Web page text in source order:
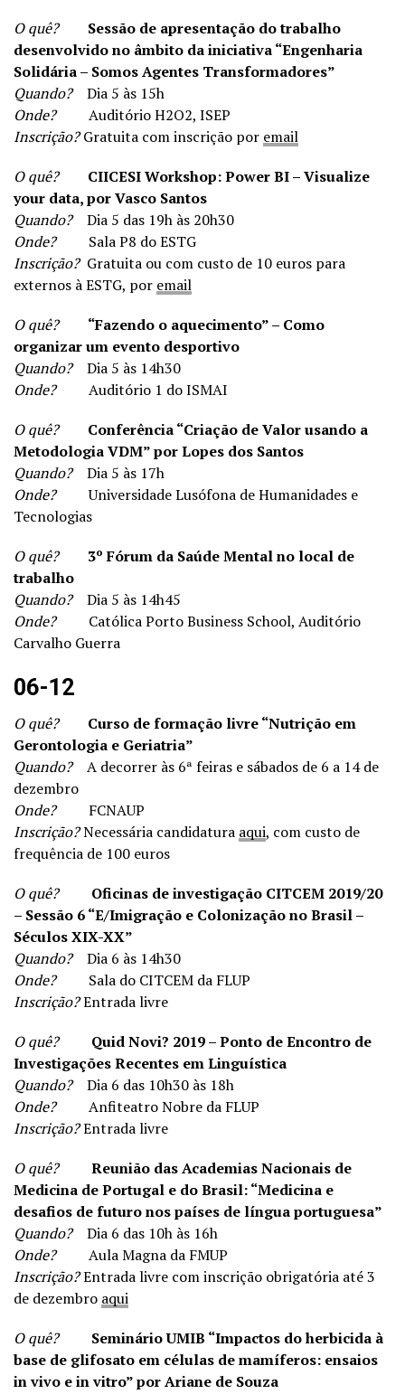
O quê?
Sessão de apresentação do trabalho
desenvolvido no âmbito da iniciativa “Engenharia
Solidária – Somos Agentes Transformadores”
Quando?Dia 5 às 15h
Onde?Auditório H2O2, ISEP
Inscrição?Gratuita com inscrição por email
O quê?
CIICESI Workshop: Power BI – Visualize
your data, por Vasco Santos
Quando?Dia 5 das 19h às 20h30
Onde?Sala P8 do ESTG
Inscrição?Gratuita ou com custo de 10 euros para
externos à ESTG, por email
O quê?
“Fazendo o aquecimento” – Como
organizar um evento desportivo
Quando?Dia 5 às 14h30
Onde?Auditório 1 do ISMAI
O quê?
Conferência “Criação de Valor usando a
Metodologia VDM” por Lopes dos Santos
Quando?Dia 5 às 17h
Onde?Universidade Lusófona de Humanidades e
Tecnologias
O quê?
3º Fórum da Saúde Mental no local de
trabalho
Quando?Dia 5 às 14h45
Onde?Católica Porto Business School, Auditório
Carvalho Guerra
06-12
O quê?
Curso de formação livre “Nutrição em
Gerontologia e Geriatria”
Quando?A decorrer às 6ª feiras e sábados de 6 a 14 de
dezembro
Onde?FCNAUP
Inscrição?Necessária candidatura aqui, com custo de
frequência de 100 euros
O quê?
Oficinas de investigação CITCEM 2019/20
– Sessão 6 “E/Imigração e Colonização no Brasil –
Séculos XIX-XX”
Quando?Dia 6 às 14h30
Onde?Sala do CITCEM da FLUP
Inscrição?Entrada livre
O quê?
Quid Novi? 2019 – Ponto de Encontro de
Investigações Recentes em Linguística
Quando?Dia 6 das 10h30 às 18h
Onde?Anfiteatro Nobre da FLUP
Inscrição?Entrada livre
O quê?
Reunião das Academias Nacionais de
Medicina de Portugal e do Brasil: “Medicina e
desafios de futuro nos países de língua portuguesa”
Quando?Dia 6 das 10h às 16h
Onde?Aula Magna da FMUP
Inscrição?Entrada livre com inscrição obrigatória até 3
de dezembro aqui
O quê?
Seminário UMIB “Impactos do herbicida à
base de glifosato em células de mamíferos: ensaios
in vivo e in vitro” por Ariane de Souza